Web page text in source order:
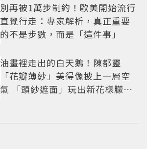
別再被1萬步制約！歐美開始流行
直覺行走：專家解析，真正重要
的不是步數，而是「這件事」
油畫裡走出的白天鵝！陳都靈
「花瓣薄紗」美得像披上一層空
氣 「頭紗遮面」玩出新花樣朦朧